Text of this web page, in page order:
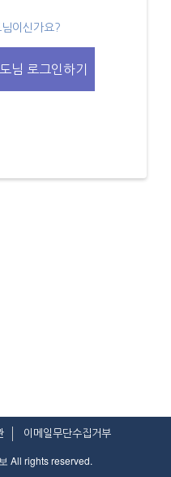
이신가요?
님 로그인하기
이메일무단수집거부
All rights reserved.